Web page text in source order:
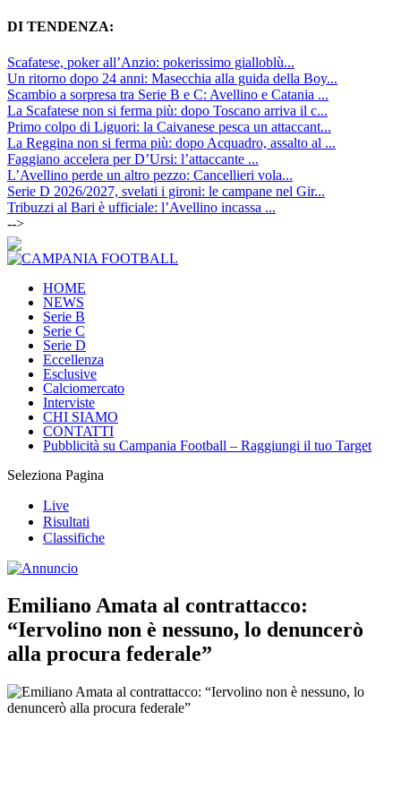
DI TENDENZA:
Scafatese, poker all’Anzio: pokerissimo gialloblù...
Un ritorno dopo 24 anni: Masecchia alla guida della Boy...
Scambio a sorpresa tra Serie B e C: Avellino e Catania ...
La Scafatese non si ferma più: dopo Toscano arriva il c...
Primo colpo di Liguori: la Caivanese pesca un attaccant...
La Reggina non si ferma più: dopo Acquadro, assalto al ...
Faggiano accelera per D’Ursi: l’attaccante ...
L’Avellino perde un altro pezzo: Cancellieri vola...
Serie D 2026/2027, svelati i gironi: le campane nel Gir...
Tribuzzi al Bari è ufficiale: l’Avellino incassa ...
-->
HOME
NEWS
Serie B
Serie C
Serie D
Eccellenza
Esclusive
Calciomercato
Interviste
CHI SIAMO
CONTATTI
Pubblicità su Campania Football – Raggiungi il tuo Target
Seleziona Pagina
Live
Risultati
Classifiche
Emiliano Amata al contrattacco:
“Iervolino non è nessuno, lo denuncerò
alla procura federale”